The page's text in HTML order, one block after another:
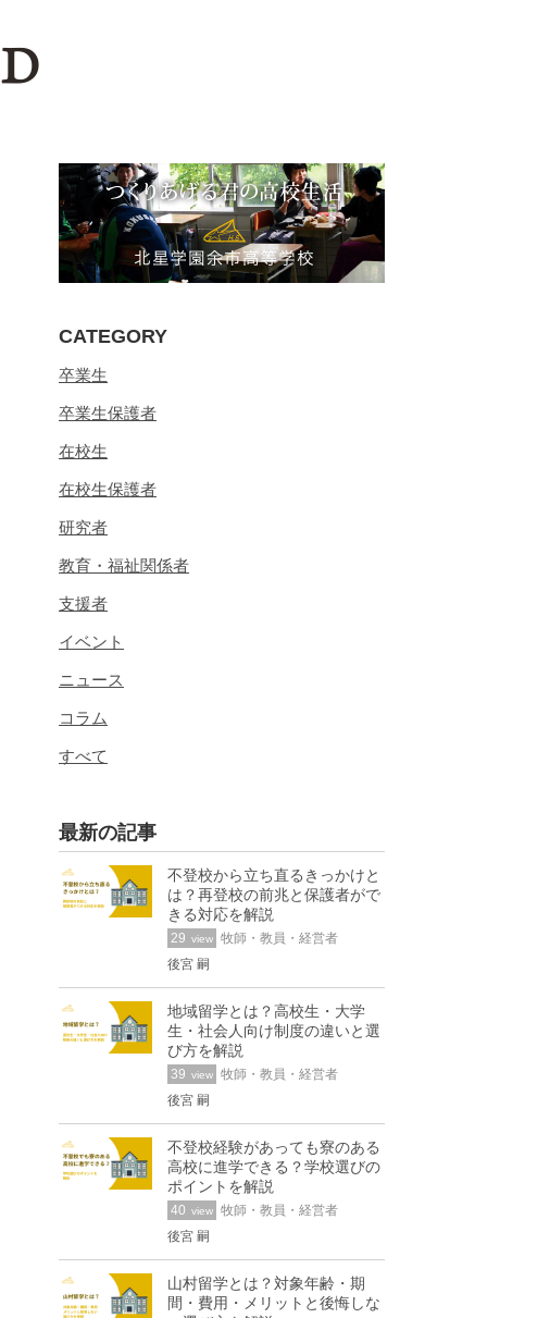
CATEGORY
卒業生
卒業生保護者
在校生
在校生保護者
研究者
教育・福祉関係者
支援者
イベント
ニュース
コラム
すべて
最新の記事
不登校から立ち直るきっかけと
は？再登校の前兆と保護者がで
きる対応を解説
29 view
牧師・教員・経営者
後宮 嗣
地域留学とは？高校生・大学
生・社会人向け制度の違いと選
び方を解説
39 view
牧師・教員・経営者
後宮 嗣
不登校経験があっても寮のある
高校に進学できる？学校選びの
ポイントを解説
40 view
牧師・教員・経営者
後宮 嗣
山村留学とは？対象年齢・期
間・費用・メリットと後悔しな